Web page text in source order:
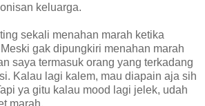
keluarga.
sekali menahan marah ketika
gak dipungkiri menahan marah
saya termasuk orang yang terkadang
Kalau lagi kalem, mau diapain aja sih
ya gitu kalau mood lagi jelek, udah